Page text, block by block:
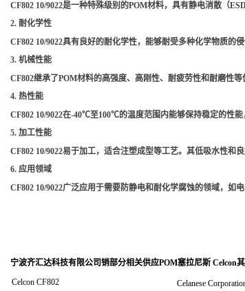
CF802 10/9022是一种特殊级别的POM材料，具有静电消散（
2. 耐化学性
CF802 10/9022具有良好的耐化学性，能够耐受多种化学物质的
3. 机械性能
CF802继承了POM材料的高强度、高刚性、耐疲劳性和耐磨性
4. 热性能
CF802 10/9022在-40℃至100℃的温度范围内能够保持稳定的性能
5. 加工性能
CF802 10/9022易于加工，适合注塑成型等工艺。其低吸水性和
6. 应用领域
CF802 10/9022广泛应用于需要防静电和耐化学腐蚀的领域，如
宁波齐汇达科技有限公司销部分相关供应POM塞拉尼斯 Celcon
Celcon CF802
Celanese